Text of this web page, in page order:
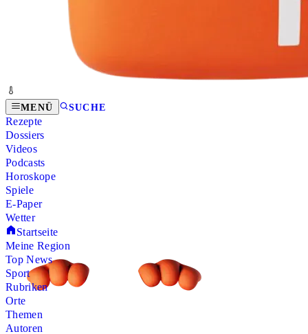
MENÜ SUCHE
Rezepte
Dossiers
Videos
Podcasts
Horoskope
Spiele
E-Paper
Wetter
Startseite
Meine Region
Top News
Sport
Rubriken
Orte
Themen
Autoren